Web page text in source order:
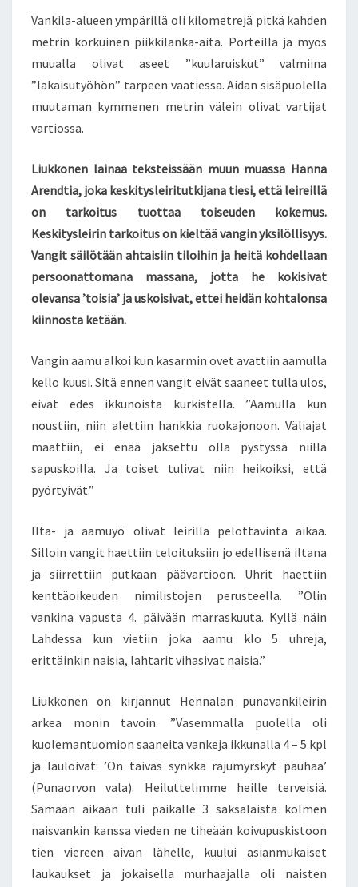
Vankila-alueen ympärillä oli kilometrejä pitkä kahden
metrin korkuinen piikkilanka-aita. Porteilla ja myös
muualla olivat aseet ”kuularuiskut” valmiina
”lakaisutyöhön” tarpeen vaatiessa. Aidan sisäpuolella
muutaman kymmenen metrin välein olivat vartijat
vartiossa.
Liukkonen lainaa teksteissään muun muassa Hanna
Arendtia, joka keskitysleiritutkijana tiesi, että leireillä
on tarkoitus tuottaa toiseuden kokemus.
Keskitysleirin tarkoitus on kieltää vangin yksilöllisyys.
Vangit säilötään ahtaisiin tiloihin ja heitä kohdellaan
persoonattomana massana, jotta he kokisivat
olevansa ’toisia’ ja uskoisivat, ettei heidän kohtalonsa
kiinnosta ketään.
Vangin aamu alkoi kun kasarmin ovet avattiin aamulla
kello kuusi. Sitä ennen vangit eivät saaneet tulla ulos,
eivät edes ikkunoista kurkistella. ”Aamulla kun
noustiin, niin alettiin hankkia ruokajonoon. Väliajat
maattiin, ei enää jaksettu olla pystyssä niillä
sapuskoilla. Ja toiset tulivat niin heikoiksi, että
pyörtyivät.”
Ilta- ja aamuyö olivat leirillä pelottavinta aikaa.
Silloin vangit haettiin teloituksiin jo edellisenä iltana
ja siirrettiin putkaan päävartioon. Uhrit haettiin
kenttäoikeuden nimilistojen perusteella. ”Olin
vankina vapusta 4. päivään marraskuuta. Kyllä näin
Lahdessa kun vietiin joka aamu klo 5 uhreja,
erittäinkin naisia, lahtarit vihasivat naisia.”
Liukkonen on kirjannut Hennalan punavankileirin
arkea monin tavoin. ”Vasemmalla puolella oli
kuolemantuomion saaneita vankeja ikkunalla 4 – 5 kpl
ja lauloivat: ’On taivas synkkä rajumyrskyt pauhaa’
(Punaorvon vala). Heiluttelimme heille terveisiä.
Samaan aikaan tuli paikalle 3 saksalaista kolmen
naisvankin kanssa vieden ne tiheään koivupuskistoon
tien viereen aivan lähelle, kuului asianmukaiset
laukaukset ja jokaisella murhaajalla oli naisten